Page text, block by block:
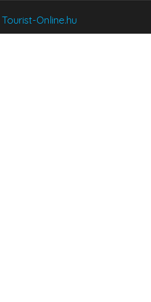
Online.hu